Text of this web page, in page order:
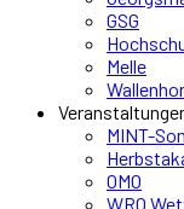
GSG
Melle
MINT-
OMO
WRO